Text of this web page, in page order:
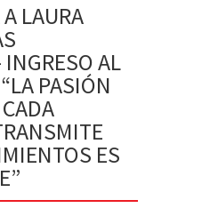
LAURA
AL
PASIÓN
ES